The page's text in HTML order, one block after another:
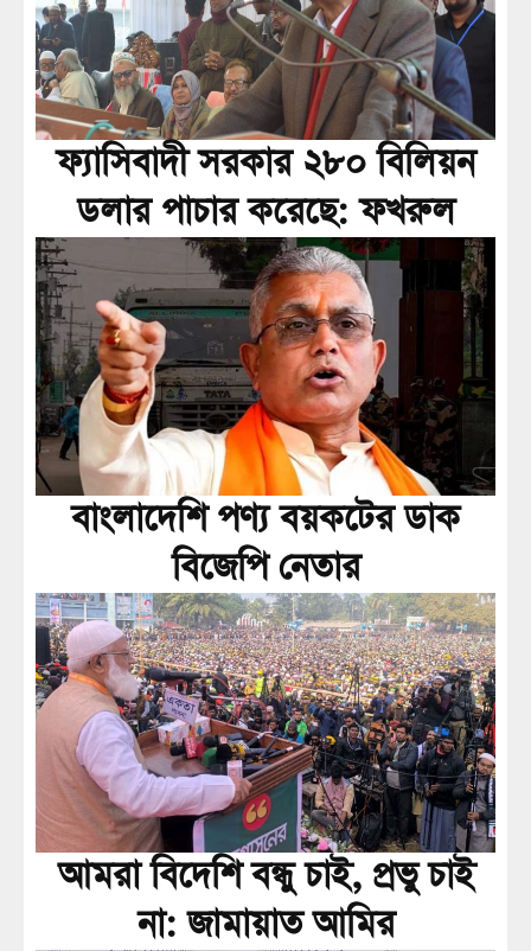
ফ্যাসিবাদী সরকার ২৮০ বিলিয়ন
ডলার পাচার করেছে: ফখরুল
বাংলাদেশি পণ্য বয়কটের ডাক
বিজেপি নেতার
আমরা বিদেশি বন্ধু চাই, প্রভু চাই
না: জামায়াত আমির